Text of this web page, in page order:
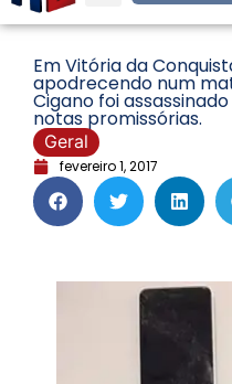
Em Vitória da
apodrecendo num
Cigano foi
notas promissórias.
Geral
fevereiro 1, 2017